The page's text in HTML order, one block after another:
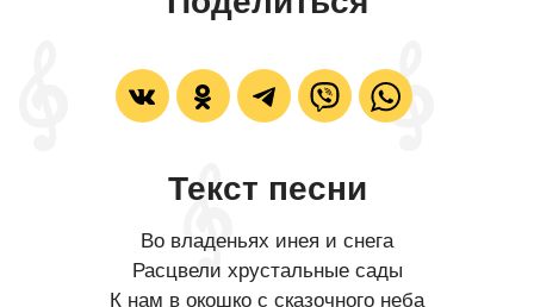
Текст песни
Во владеньях инея и снега
Расцвели хрустальные сады
К нам в окошко с сказочного неба